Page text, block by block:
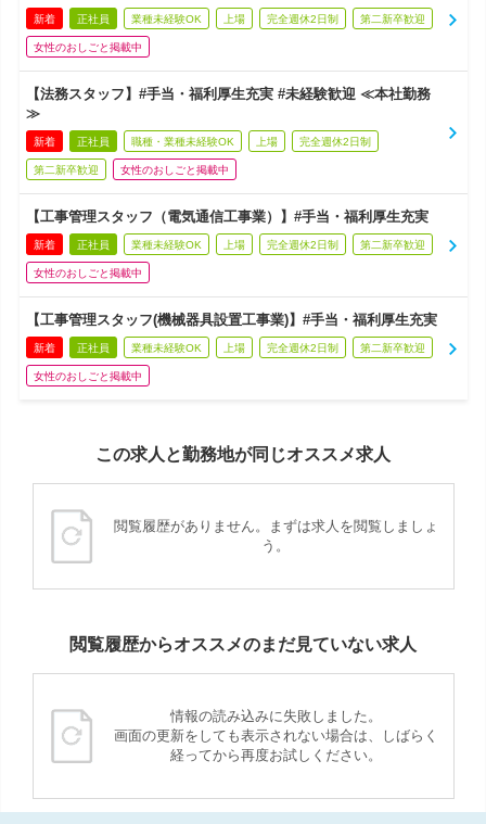
新着 正社員 業種未経験OK 上場 完全週休2日制 第二新卒歓迎
女性のおしごと掲載中
【法務スタッフ】#手当・福利厚生充実 #未経験歓迎 ≪本社勤務
≫
新着 正社員 職種・業種未経験OK 上場 完全週休2日制
第二新卒歓迎 女性のおしごと掲載中
【工事管理スタッフ（電気通信工事業）】#手当・福利厚生充実
新着 正社員 業種未経験OK 上場 完全週休2日制 第二新卒歓迎
女性のおしごと掲載中
【工事管理スタッフ(機械器具設置工事業)】#手当・福利厚生充実
新着 正社員 業種未経験OK 上場 完全週休2日制 第二新卒歓迎
女性のおしごと掲載中
この求人と勤務地が同じオススメ求人
閲覧履歴がありません。まずは求人を閲覧しましょ
う。
閲覧履歴からオススメのまだ見ていない求人
情報の読み込みに失敗しました。
画面の更新をしても表示されない場合は、しばらく
経ってから再度お試しください。